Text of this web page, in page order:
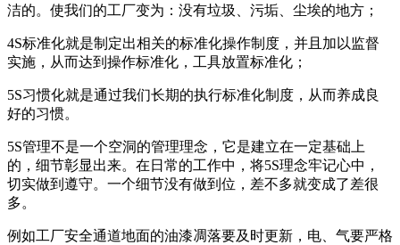
洁的。使我们的工厂变为：没有垃圾、污垢、尘埃的地方；
4S标准化就是制定出相关的标准化操作制度，并且加以监督
实施，从而达到操作标准化，工具放置标准化；
5S习惯化就是通过我们长期的执行标准化制度，从而养成良
好的习惯。
5S管理不是一个空洞的管理理念，它是建立在一定基础上
的，细节彰显出来。在日常的工作中，将5S理念牢记心中，
切实做到遵守。一个细节没有做到位，差不多就变成了差很
多。
例如工厂安全通道地面的油漆凋落要及时更新，电、气要严格